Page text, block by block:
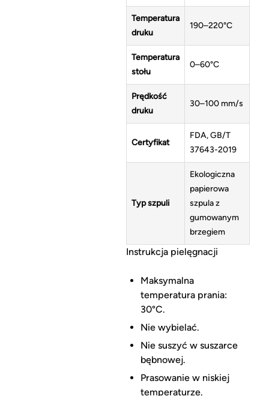
Temperatura
druku
190–220°C
Temperatura
stołu
0–60°C
Prędkość
druku
30–100 mm/s
Certyfikat
FDA, GB/T
37643-2019
Typ szpuli
Ekologiczna
papierowa
szpula z
gumowanym
brzegiem
Instrukcja pielęgnacji
Maksymalna
temperatura prania:
30°C.
Nie wybielać.
Nie suszyć w suszarce
bębnowej.
Prasowanie w niskiej
temperaturze.